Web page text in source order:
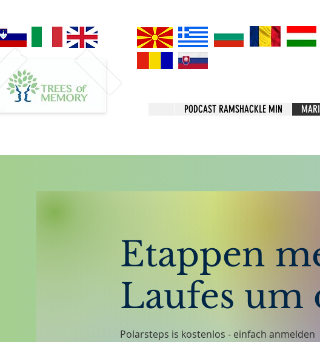
PODCAST RAMSHACKLE MIN
Etappen
Laufes um
Polarsteps is kostenlos - einfach anmelden